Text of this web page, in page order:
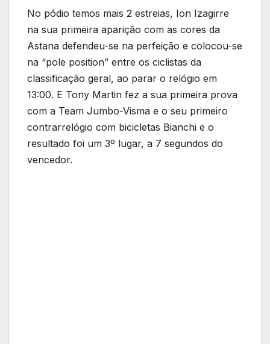
No pódio temos mais 2 estreias, Ion Izagirre
na sua primeira aparição com as cores da
Astana defendeu-se na perfeição e colocou-se
na “pole position” entre os ciclistas da
classificação geral, ao parar o relógio em
13:00. E Tony Martin fez a sua primeira prova
com a Team Jumbo-Visma e o seu primeiro
contrarrelógio com bicicletas Bianchi e o
resultado foi um 3º lugar, a 7 segundos do
vencedor.